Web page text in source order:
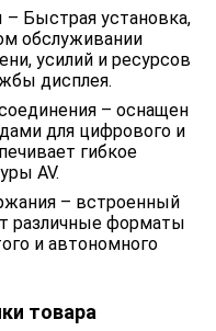
Быстрая установка,
обслуживании
усилий и ресурсов
дисплея.
– оснащен
для цифрового и
гибкое
AV.
– встроенный
различные форматы
и автономного
товара